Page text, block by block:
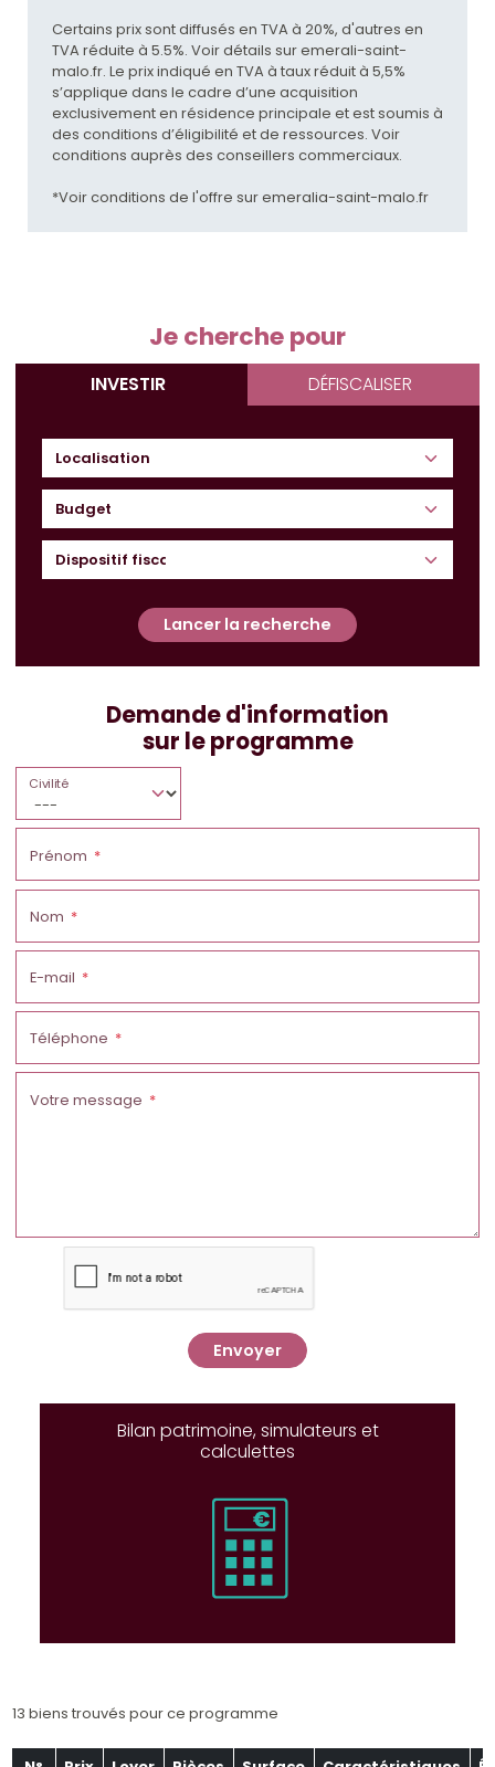
Certains prix sont diffusés en TVA à 20%, d'autres en
TVA réduite à 5.5%. Voir détails sur emerali-saint-
malo.fr. Le prix indiqué en TVA à taux réduit à 5,5%
s’applique dans le cadre d’une acquisition
exclusivement en résidence principale et est soumis à
des conditions d’éligibilité et de ressources. Voir
conditions auprès des conseillers commerciaux.
*Voir conditions de l'offre sur emeralia-saint-malo.fr
Je cherche pour
INVESTIR DÉFISCALISER
Budget
Lancer la recherche
Demande d'information
sur le programme
Civilité
Prénom
Nom
E-mail
Téléphone
Votre message
Envoyer
Bilan patrimoine, simulateurs et
calculettes
13 biens trouvés pour ce programme